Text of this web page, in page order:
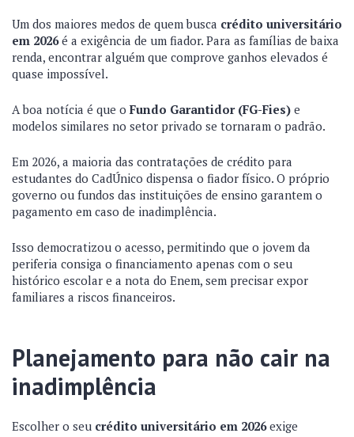
Um dos maiores medos de quem busca crédito universitário
em 2026é a exigência de um fiador. Para as famílias de baixa
renda, encontrar alguém que comprove ganhos elevados é
quase impossível.
A boa notícia é que o Fundo Garantidor (FG-Fies) e
modelos similares no setor privado se tornaram o padrão.
Em 2026, a maioria das contratações de crédito para
estudantes do CadÚnico dispensa o fiador físico. O próprio
governo ou fundos das instituições de ensino garantem o
pagamento em caso de inadimplência.
Isso democratizou o acesso, permitindo que o jovem da
periferia consiga o financiamento apenas com o seu
histórico escolar e a nota do Enem, sem precisar expor
familiares a riscos financeiros.
Planejamento para não cair na
inadimplência
Escolher o seu crédito universitário em 2026exige